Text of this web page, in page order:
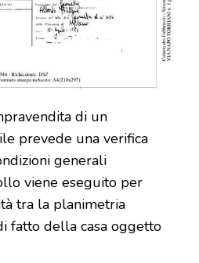
di un
prevede una verifica
generali
viene eseguito per
tra la planimetria
fatto della casa oggetto